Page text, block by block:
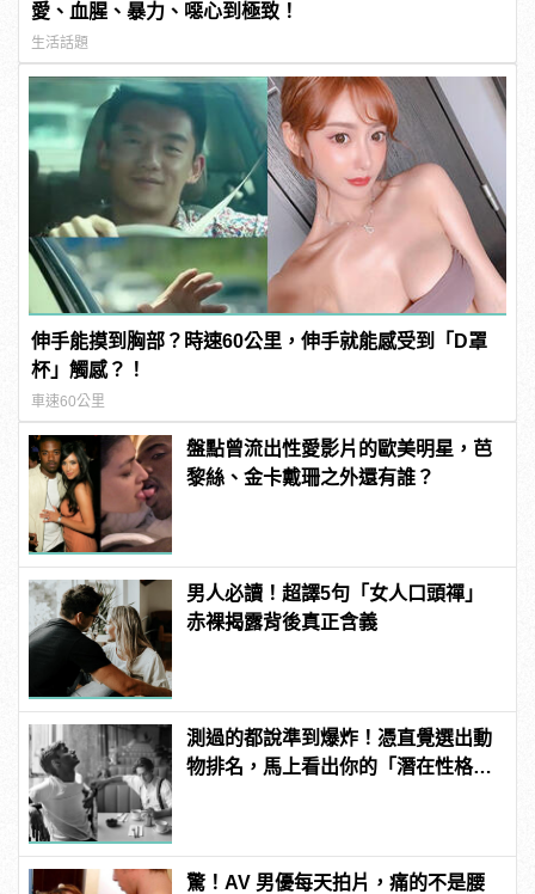
愛、血腥、暴力、噁心到極致！
生活話題
伸手能摸到胸部？時速60公里，伸手就能感受到「D罩
杯」觸感？！
車速60公里
盤點曾流出性愛影片的歐美明星，芭
黎絲、金卡戴珊之外還有誰？
男人必讀！超譯5句「女人口頭禪」
赤裸揭露背後真正含義
測過的都說準到爆炸！憑直覺選出動
物排名，馬上看出你的「潛在性格與
驚！AV 男優每天拍片，痛的不是腰